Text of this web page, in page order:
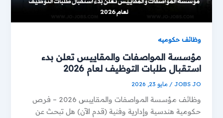
وظائف حكوميه
مؤسسة المواصفات والمقاييس تعلن بدء
استقبال طلبات التوظيف لعام 2026
JOBS JO
/مايو 23, 2026
وظائف مؤسسة المواصفات والمقاييس 2026 – فرص
حكومية هندسية وإدارية وفنية (قدم الآن) هل تبحث عن